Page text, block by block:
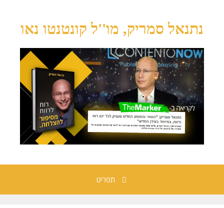
נתנאל סמריק, מו''ל קונטנטו נאו
תפריט